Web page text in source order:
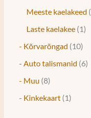
Meeste kaelakeed
Laste kaelakee 1
- Kõrvarõngad
10
- Auto talismanid 6
- Muu 8
- Kinkekaart 1